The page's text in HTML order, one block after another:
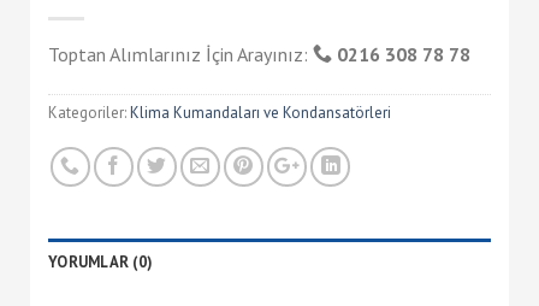
Toptan Alımlarınız İçin Arayınız: 0216 308 78 78
Kategoriler:Klima Kumandaları ve Kondansatörleri
YORUMLAR (0)